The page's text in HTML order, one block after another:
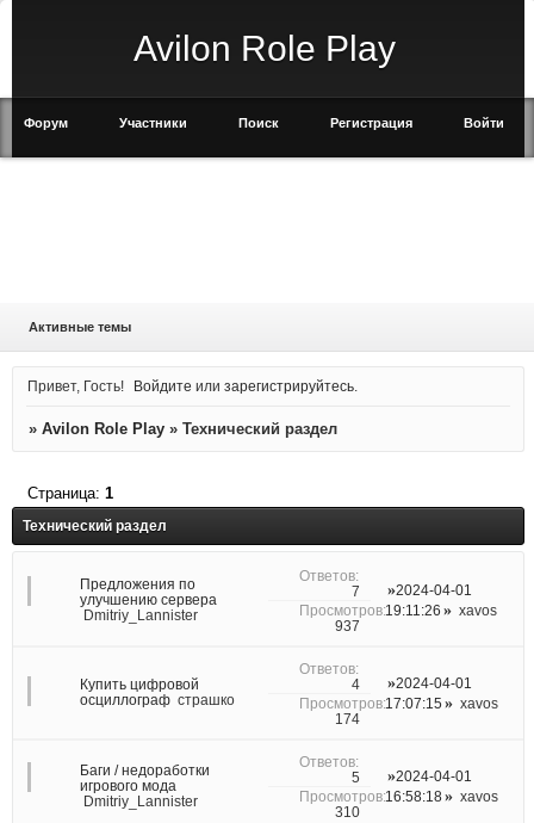
Avilon Role Play
Форум Участники Поиск Регистрация Войти
Активные темы
Привет, Гость! Войдите илизарегистрируйтесь
» Avilon Role Play » Технический раздел
Технический раздел
Страница: 1
Предложения по
улучшению сервера
Dmitriy_Lannister
7
937
2024-04-01
19:11:26
xavos
Купить цифровой
осциллограф страшко
4
174
2024-04-01
17:07:15
xavos
Баги / недоработки
игрового мода
Dmitriy_Lannister
5
310
2024-04-01
16:58:18
xavos